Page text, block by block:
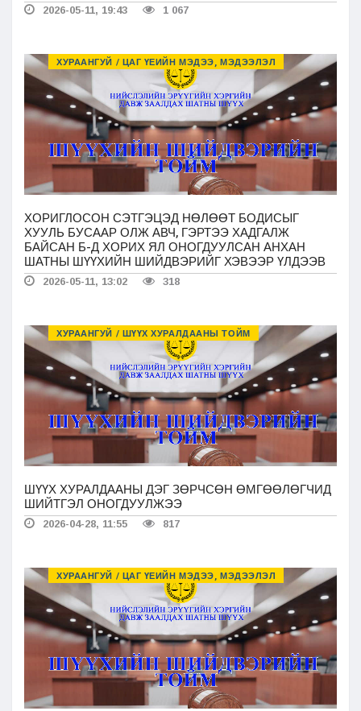
2026-05-11, 19:43 1 067
ХУРААНГУЙ / ЦАГ ҮЕИЙН МЭДЭЭ, МЭДЭЭЛЭЛ
ХОРИГЛОСОН СЭТГЭЦЭД НӨЛӨӨТ БОДИСЫГ
ХУУЛЬ БУСААР ОЛЖ АВЧ, ГЭРТЭЭ ХАДГАЛЖ
БАЙСАН Б-Д ХОРИХ ЯЛ ОНОГДУУЛСАН АНХАН
ШАТНЫ ШҮҮХИЙН ШИЙДВЭРИЙГ ХЭВЭЭР ҮЛДЭЭВ
2026-05-11, 13:02 318
ХУРААНГУЙ / ШҮҮХ ХУРАЛДААНЫ ТОЙМ
ШҮҮХ ХУРАЛДААНЫ ДЭГ ЗӨРЧСӨН ӨМГӨӨЛӨГЧИД
ШИЙТГЭЛ ОНОГДУУЛЖЭЭ
2026-04-28, 11:55 817
ХУРААНГУЙ / ЦАГ ҮЕИЙН МЭДЭЭ, МЭДЭЭЛЭЛ